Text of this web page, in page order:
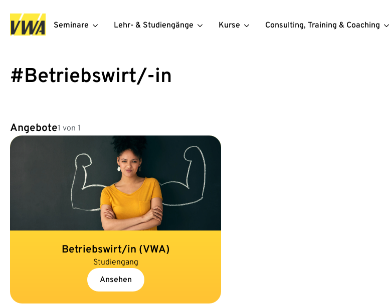
Seminare Lehr- & Studiengänge Kurse Consulting, Training & Coaching
#Betriebswirt/-in
Angebote1 von 1
Betriebswirt/in (VWA)
Studiengang
Ansehen